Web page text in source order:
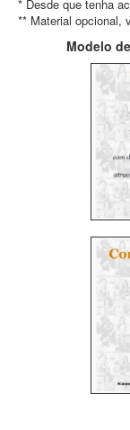
* Desde que tenha
** Material opcional,
Modelo